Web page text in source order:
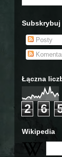
Subskrybuj
Posty
Łączna
2 6
Wikipedia